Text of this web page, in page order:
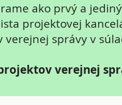
ako prvý a
projektovej
správy v
verejnej